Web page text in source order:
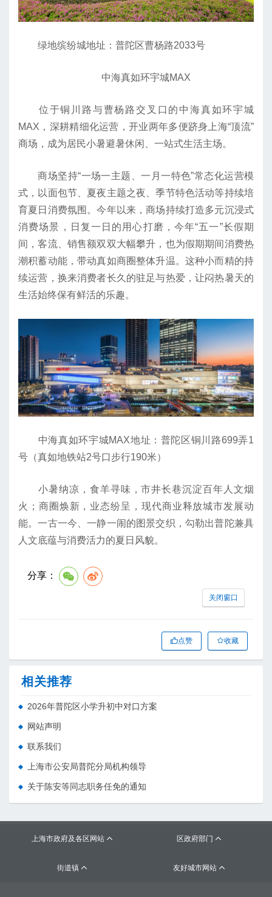
绿地缤纷城地址：普陀区曹杨路2033号
中海真如环宇城MAX
位于铜川路与曹杨路交叉口的中海真如环宇城
MAX，深耕精细化运营，开业两年多便跻身上海“顶流”
商场，成为居民小暑避暑休闲、一站式生活主场。
商场坚持“一场一主题、一月一特色”常态化运营模
式，以面包节、夏夜主题之夜、季节特色活动等持续培
育夏日消费氛围。今年以来，商场持续打造多元沉浸式
消费场景，日复一日的用心打磨，今年“五一”长假期
间，客流、销售额双双大幅攀升，也为假期期间消费热
潮积蓄动能，带动真如商圈整体升温。这种小而精的持
续运营，换来消费者长久的驻足与热爱，让闷热暑天的
生活始终保有鲜活的乐趣。
中海真如环宇城MAX地址：普陀区铜川路699弄1
号（真如地铁站2号口步行190米）
小暑纳凉，食羊寻味，市井长巷沉淀百年人文烟
火；商圈焕新，业态纷呈，现代商业释放城市发展动
能。一古一今、一静一闹的图景交织，勾勒出普陀兼具
人文底蕴与消费活力的夏日风貌。
分享：
关闭窗口
点赞 收藏
相关推荐
2026年普陀区小学升初中对口方案
网站声明
联系我们
上海市公安局普陀分局机构领导
关于陈安等同志职务任免的通知
上海市政府及各区网站  区政府部门 
街道镇  友好城市网站 